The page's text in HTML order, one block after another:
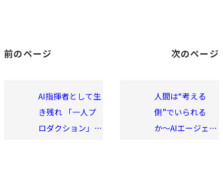
前のページ
AI指揮者として生
き残れ 「一人プ
ロダクション」化
次のページ
人間は“考える
側”でいられる
か〜AIエージェン